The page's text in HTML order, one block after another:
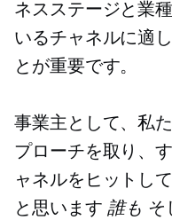
ネスステージと業
いるチャネルに適
とが重要です。
事業主として、私
プローチを取り、
ャネルをヒットし
と思います 誰も そ